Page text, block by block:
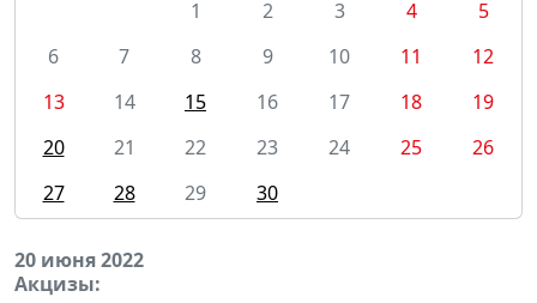
1
2 3 4
5
6
7 8 9 10 11
12
13
14 15 16 17 18
19
20
21 22 23 24 25
26
27
28 29 30
20 июня 2022
Акцизы: